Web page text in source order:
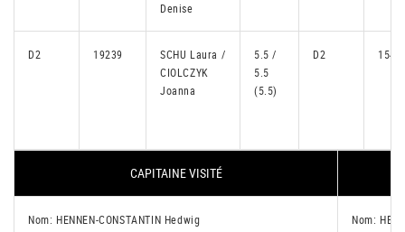
Denise
D2 19239
SCHU Laura /
CIOLCZYK
Joanna
5.5 /
5.5
(5.5)
D2
CAPITAINE VISITÉ
Nom: HENNEN-CONSTANTIN Hedwig Nom: